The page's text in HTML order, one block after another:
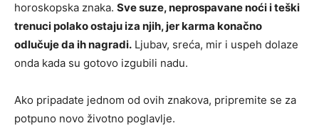
horoskopska znaka. Sve suze, neprospavane noći i teški
trenuci polako ostaju iza njih, jer karma konačno
odlučuje da ih nagradi. Ljubav, sreća, mir i uspeh dolaze
onda kada su gotovo izgubili nadu.
Ako pripadate jednom od ovih znakova, pripremite se za
potpuno novo životno poglavlje.